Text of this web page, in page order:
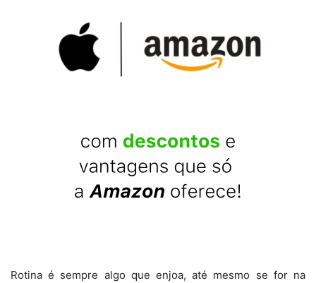
Rotina é sempre algo que enjoa, até mesmo se for na